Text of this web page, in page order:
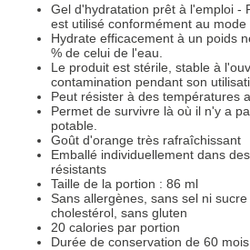
Gel d'hydratation prêt à l'emploi -
est utilisé conformément au mode
Hydrate efficacement à un poids
% de celui de l'eau.
Le produit est stérile, stable à
contamination pendant son
Peut résister à des températures
Permet de survivre là où il n'y a
potable.
Goût d'orange très rafraîchissant
Emballé individuellement dans
résistants
Taille de la portion : 86 ml
Sans allergènes, sans sel ni
cholestérol, sans gluten
20 calories par portion
Durée de conservation de 60 mois